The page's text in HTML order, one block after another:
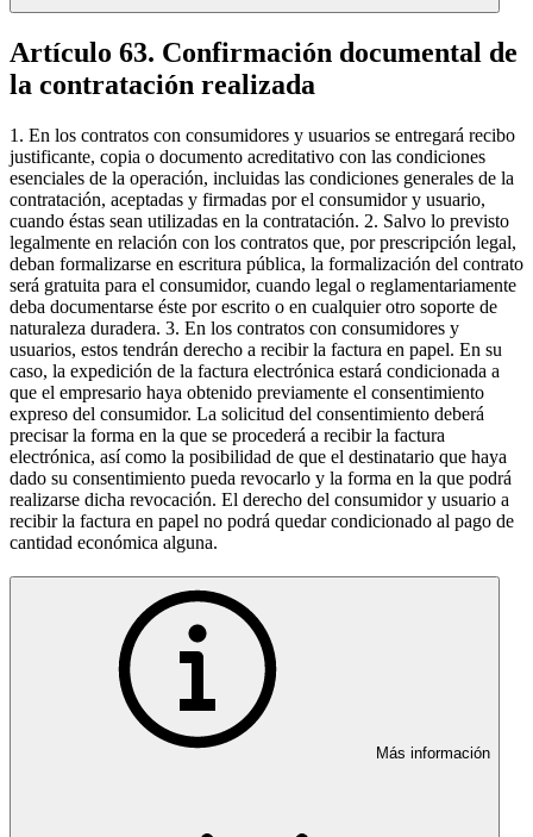
Artículo 63. Confirmación documental de
la contratación realizada
1. En los contratos con consumidores y usuarios se entregará recibo
justificante, copia o documento acreditativo con las condiciones
esenciales de la operación, incluidas las condiciones generales de la
contratación, aceptadas y firmadas por el consumidor y usuario,
cuando éstas sean utilizadas en la contratación. 2. Salvo lo previsto
legalmente en relación con los contratos que, por prescripción legal,
deban formalizarse en escritura pública, la formalización del contrato
será gratuita para el consumidor, cuando legal o reglamentariamente
deba documentarse éste por escrito o en cualquier otro soporte de
naturaleza duradera. 3. En los contratos con consumidores y
usuarios, estos tendrán derecho a recibir la factura en papel. En su
caso, la expedición de la factura electrónica estará condicionada a
que el empresario haya obtenido previamente el consentimiento
expreso del consumidor. La solicitud del consentimiento deberá
precisar la forma en la que se procederá a recibir la factura
electrónica, así como la posibilidad de que el destinatario que haya
dado su consentimiento pueda revocarlo y la forma en la que podrá
realizarse dicha revocación. El derecho del consumidor y usuario a
recibir la factura en papel no podrá quedar condicionado al pago de
cantidad económica alguna.
Más información